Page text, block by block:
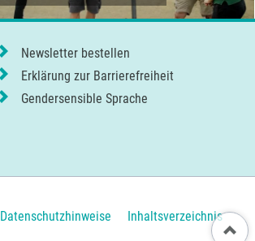
Newsletter bestellen
Erklärung zur Barrierefreiheit
Gendersensible Sprache
Datenschutzhinweise InhaltsverzeichnisNach